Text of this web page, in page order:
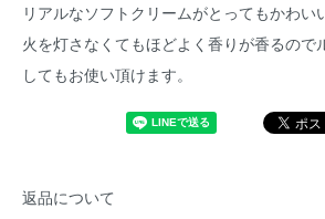
リアルなソフトクリームがとってもかわい
火を灯さなくてもほどよく香りが香るので
してもお使い頂けます。
返品について